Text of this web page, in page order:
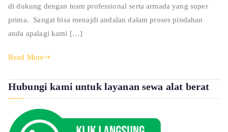
di dukung dengan team professional serta armada yang super
prima. Sangat bisa menajdi andalan dalam proses pindahan
anda apalagi kami […]
Read More
Hubungi kami untuk layanan sewa alat berat